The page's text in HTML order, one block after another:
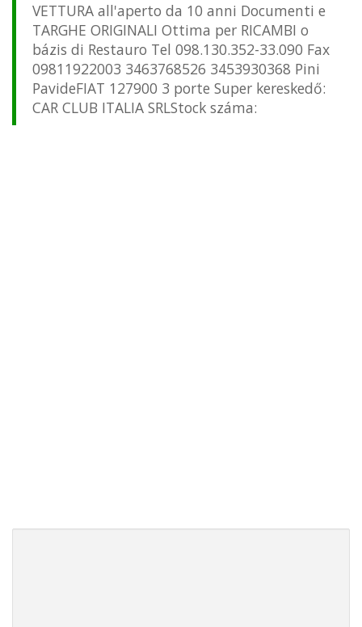
VETTURA all'aperto da 10 anni Documenti e
TARGHE ORIGINALI Ottima per RICAMBI o
bázis di Restauro Tel 098.130.352-33.090 Fax
09811922003 3463768526 3453930368 Pini
PavideFIAT 127900 3 porte Super kereskedő:
CAR CLUB ITALIA SRLStock száma: